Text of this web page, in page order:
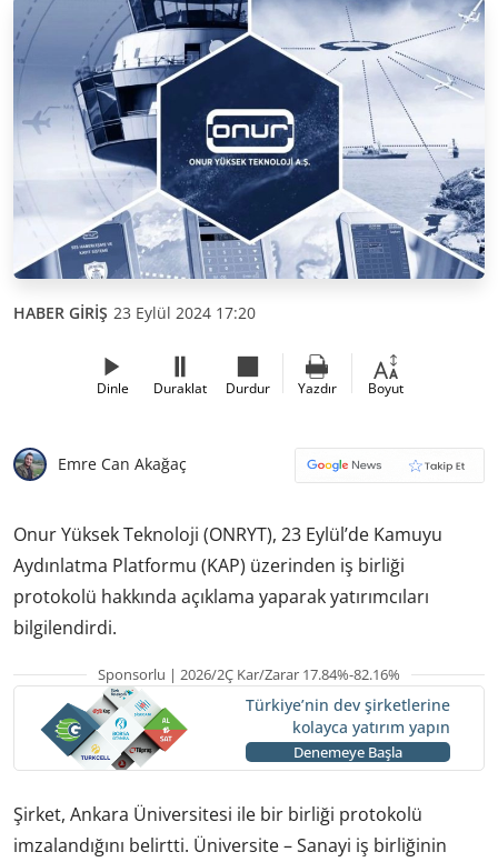
HABER GİRİŞ 23 Eylül 2024 17:20
Dinle Duraklat Durdur Yazdır Boyut
Emre Can Akağaç
Onur Yüksek Teknoloji (ONRYT), 23 Eylül’de Kamuyu
Aydınlatma Platformu (KAP) üzerinden iş birliği
protokolü hakkında açıklama yaparak yatırımcıları
bilgilendirdi.
Sponsorlu | 2026/2Ç Kar/Zarar 17.84%-82.16%
Türkiye’nin dev şirketlerine
kolayca yatırım yapın
Denemeye Başla
Şirket, Ankara Üniversitesi ile bir birliği protokolü
imzalandığını belirtti. Üniversite – Sanayi iş birliğinin